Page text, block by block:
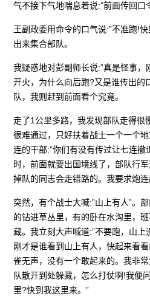
气不接下气地喘息着说:”前面传回口
王副政委用命令的口气说:”不准跑!
出来集合部队。
我疑惑地对彭副师长说:”真是怪事
开火，为什么向后跑?又是谁传出的
队，我则赶到前面看个究竟。
走了1公里多路，我发现部队走得很
很难通过，只好扶着战士一个一个
连的干部:”你们有没有传过让七连撤
时，前面就要出国境线了，部队行
掉队的同志会走错路的。我要求炮连
突然，有个战士大喊:”山上有人”。
的钻进草丛里，有的卧在水沟里，
藏。我立刻大声喊道:”不要跑，山
刚才是谁看到山上有人，快起来看
雀无声，没有一个敢起来的。我非
队散开到处躲藏，怎么打仗啊!我便
里?快到我这里来。”